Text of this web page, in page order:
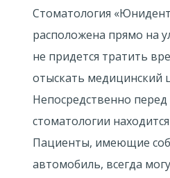
Стоматология
расположена прямо на
не придется тратить
отыскать медицинский
Непосредственно
стоматологии
Пациенты, имеющие
автомобиль, всегда